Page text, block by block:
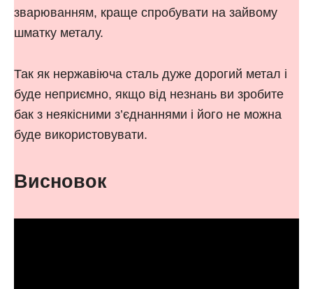
зварюванням, краще спробувати на зайвому
шматку металу.
Так як нержавіюча сталь дуже дорогий метал і
буде неприємно, якщо від незнань ви зробите
бак з неякісними з’єднаннями і його не можна
буде використовувати.
Висновок